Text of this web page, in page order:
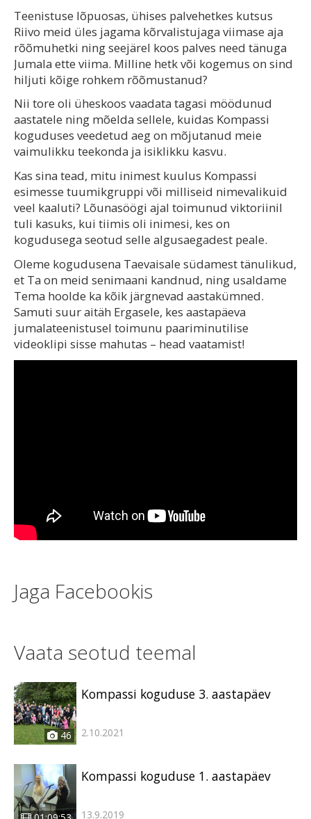
Teenistuse lõpuosas, ühises palvehetkes kutsus
Riivo meid üles jagama kõrvalistujaga viimase aja
rõõmuhetki ning seejärel koos palves need tänuga
Jumala ette viima. Milline hetk või kogemus on sind
hiljuti kõige rohkem rõõmustanud?
Nii tore oli üheskoos vaadata tagasi möödunud
aastatele ning mõelda sellele, kuidas Kompassi
koguduses veedetud aeg on mõjutanud meie
vaimulikku teekonda ja isiklikku kasvu.
Kas sina tead, mitu inimest kuulus Kompassi
esimesse tuumikgruppi või milliseid nimevalikuid
veel kaaluti? Lõunasöögi ajal toimunud viktoriinil
tuli kasuks, kui tiimis oli inimesi, kes on
kogudusega seotud selle algusaegadest peale.
Oleme kogudusena Taevaisale südamest tänulikud,
et Ta on meid senimaani kandnud, ning usaldame
Tema hoolde ka kõik järgnevad aastakümned.
Samuti suur aitäh Ergasele, kes aastapäeva
jumalateenistusel toimunu paariminutilise
videoklipi sisse mahutas – head vaatamist!
Jaga Facebookis
Vaata seotud teemal
46
Kompassi koguduse 3. aastapäev
2.10.2021
Kompassi koguduse 1. aastapäev
13.9.2019